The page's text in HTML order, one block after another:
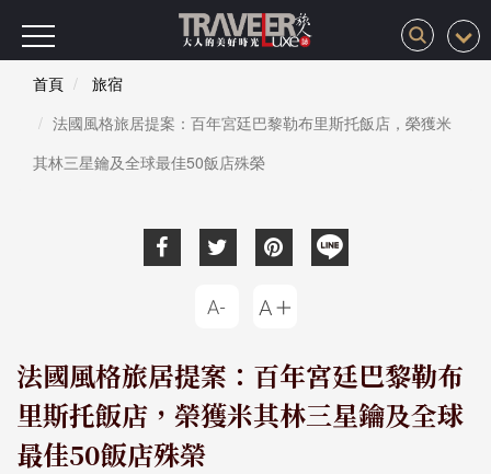
首頁
旅宿
法國風格旅居提案：百年宮廷巴黎勒布里斯托飯店，榮獲米
其林三星鑰及全球最佳50飯店殊榮
法國風格旅居提案：百年宮廷巴黎勒布
里斯托飯店，榮獲米其林三星鑰及全球
最佳50飯店殊榮